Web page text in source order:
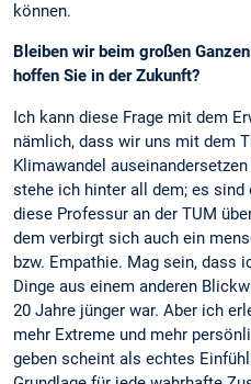
können.
Bleiben wir beim großen
hoffen Sie in der Zukunft?
Ich kann diese Frage mit dem
nämlich, dass wir uns mit dem
Klimawandel
stehe ich hinter all dem; es sind
diese Professur an der TUM
dem verbirgt sich auch ein
bzw. Empathie. Mag sein, dass
Dinge aus einem anderen
20 Jahre jünger war. Aber ich
mehr Extreme und mehr
geben scheint als echtes